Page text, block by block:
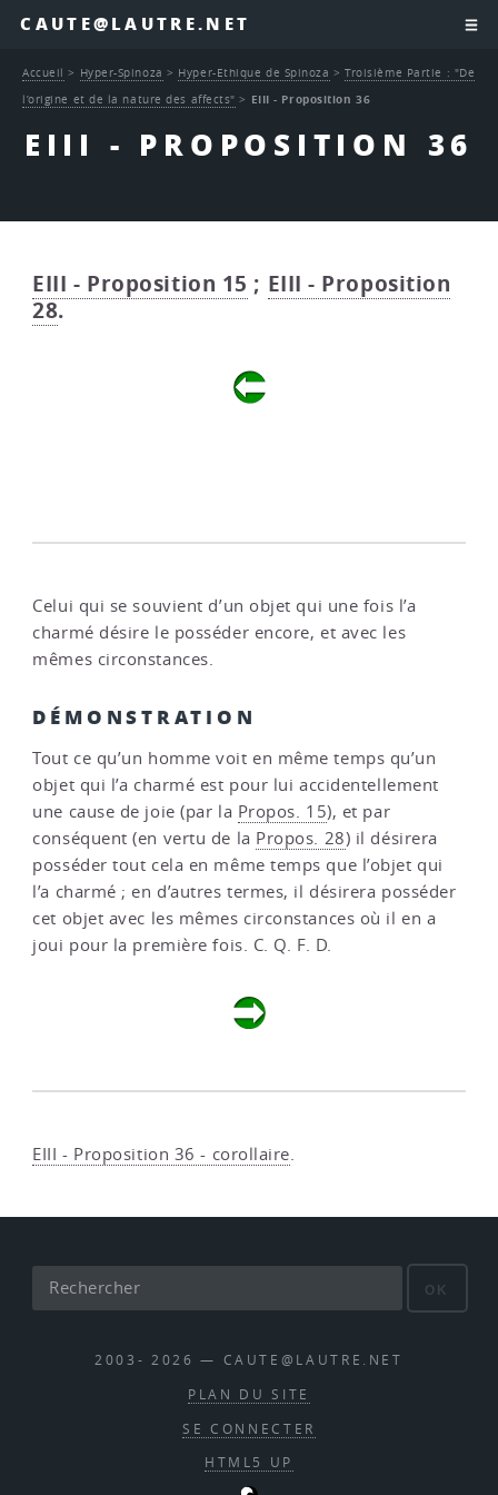
CAUTE@LAUTRE.NET
EIII - PROPOSITION 36
Accueil > Hyper-Spinoza > Hyper-Ethique de Spinoza >Troisième Partie : "De
l’origine et de la nature des affects" > EIII - Proposition 36
EIII - Proposition 15 ; EIII - Proposition
28.
Celui qui se souvient d’un objet qui une fois l’a
charmé désire le posséder encore, et avec les
mêmes circonstances.
DÉMONSTRATION
Tout ce qu’un homme voit en même temps qu’un
objet qui l’a charmé est pour lui accidentellement
une cause de joie (par la Propos. 15), et par
conséquent (en vertu de la Propos. 28) il désirera
posséder tout cela en même temps que l’objet qui
l’a charmé ; en d’autres termes, il désirera posséder
cet objet avec les mêmes circonstances où il en a
joui pour la première fois. C. Q. F. D.
EIII - Proposition 36 - corollaire
OK
2003- 2026 — CAUTE@LAUTRE.NET
PLAN DU SITE
SE CONNECTER
HTML5 UP